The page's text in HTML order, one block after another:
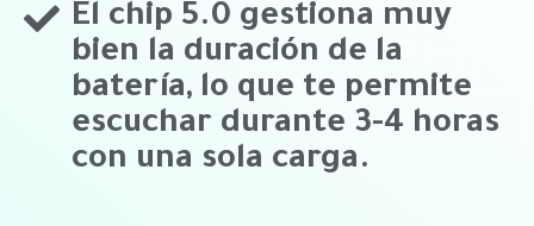
El chip 5.0 gestiona muy
bien la duración de la
batería, lo que te permite
escuchar durante 3-4 horas
con una sola carga.